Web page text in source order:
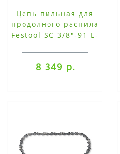
Цепь пильная для
продолного распила
Festool SC 3/8"-91 L-
8 349 р.